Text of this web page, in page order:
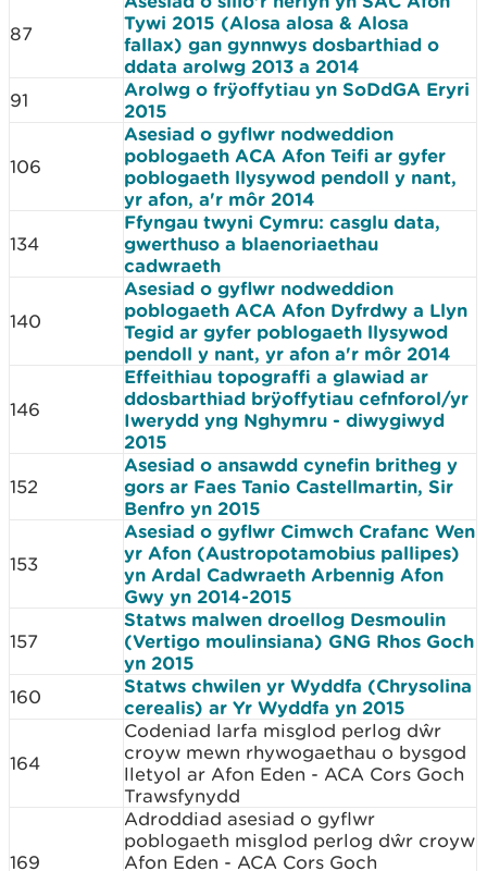
87
Tywi 2015 (Alosa alosa & Alosa
fallax) gan gynnwys dosbarthiad o
ddata arolwg 2013 a 2014
91
Arolwg o frÿoffytiau yn SoDdGA Eryri
2015
106
Asesiad o gyflwr nodweddion
poblogaeth ACA Afon Teifi ar gyfer
poblogaeth llysywod pendoll y nant,
yr afon, a'r môr 2014
134
Ffyngau twyni Cymru: casglu data,
gwerthuso a blaenoriaethau
cadwraeth
140
Asesiad o gyflwr nodweddion
poblogaeth ACA Afon Dyfrdwy a Llyn
Tegid ar gyfer poblogaeth llysywod
pendoll y nant, yr afon a'r môr 2014
146
Effeithiau topograffi a glawiad ar
ddosbarthiad brÿoffytiau cefnforol/yr
Iwerydd yng Nghymru - diwygiwyd
2015
152
Asesiad o ansawdd cynefin britheg y
gors ar Faes Tanio Castellmartin, Sir
Benfro yn 2015
153
Asesiad o gyflwr Cimwch Crafanc Wen
yr Afon (Austropotamobius pallipes)
yn Ardal Cadwraeth Arbennig Afon
Gwy yn 2014-2015
157
Statws malwen droellog Desmoulin
(Vertigo moulinsiana) GNG Rhos Goch
yn 2015
160
Statws chwilen yr Wyddfa (Chrysolina
cerealis) ar Yr Wyddfa yn 2015
164
Codeniad larfa misglod perlog dŵr
croyw mewn rhywogaethau o bysgod
lletyol ar Afon Eden - ACA Cors Goch
Trawsfynydd
169
Adroddiad asesiad o gyflwr
poblogaeth misglod perlog dŵr croyw
Afon Eden - ACA Cors Goch